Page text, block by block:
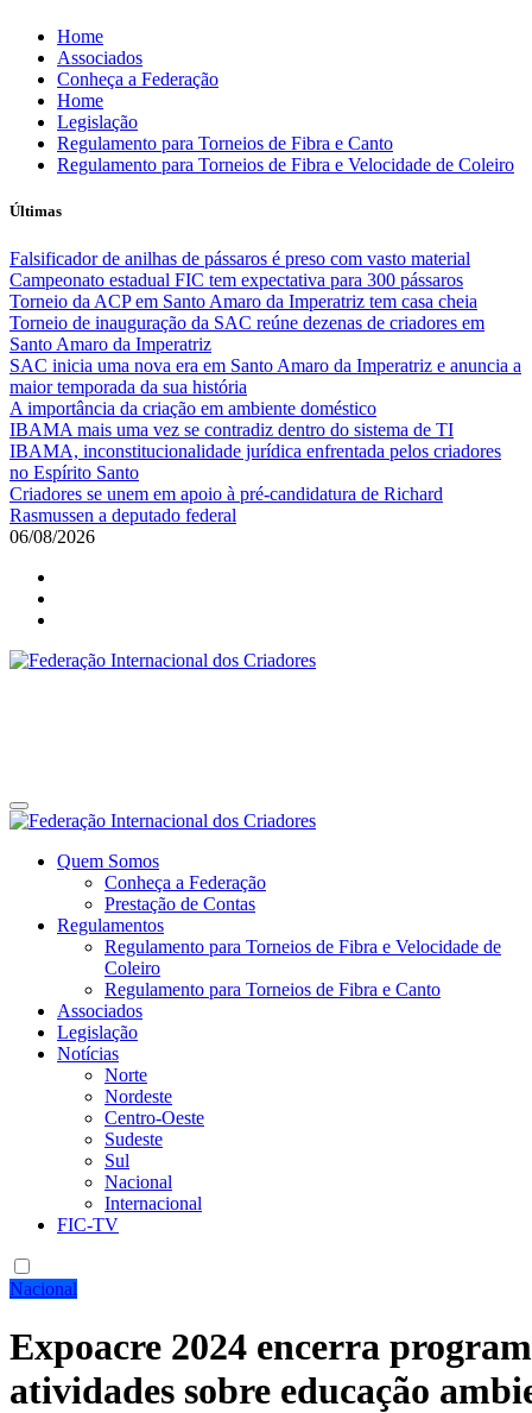
Skip
content
Home
Associados
Conheça a Federação
Home
Legislação
Regulamento para Torneios de Fibra e Canto
Regulamento para Torneios de Fibra e Velocidade de Coleiro
Últimas
Falsificador de anilhas de pássaros é preso com vasto material
Campeonato estadual FIC tem expectativa para 300 pássaros
Torneio da ACP em Santo Amaro da Imperatriz tem casa cheia
Torneio de inauguração da SAC reúne dezenas de criadores em
Santo Amaro da Imperatriz
SAC inicia uma nova era em Santo Amaro da Imperatriz e anuncia a
maior temporada da sua história
A importância da criação em ambiente doméstico
IBAMA mais uma vez se contradiz dentro do sistema de TI
IBAMA, inconstitucionalidade jurídica enfrentada pelos criadores
no Espírito Santo
Criadores se unem em apoio à pré-candidatura de Richard
Rasmussen a deputado federal
06/08/2026
Site da Federação Internacional dos Criadores de Pássaros
Quem Somos
Conheça a Federação
Prestação de Contas
Regulamentos
Regulamento para Torneios de Fibra e Velocidade de
Coleiro
Regulamento para Torneios de Fibra e Canto
Associados
Legislação
Notícias
Norte
Nordeste
Centro-Oeste
Sudeste
Sul
Nacional
Internacional
FIC-TV
Nacional
Expoacre 2024 encerra
atividades sobre educação